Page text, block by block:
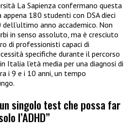
La Sapienza confermano questa
appena 180 studenti con DSA dieci
anno accademico. Non
in senso assoluto, ma è cresciuto
di professionisti capaci di
specifiche durante il percorso
Italia l’età media per una diagnosi di
i 9 e i 10 anni, un tempo
singolo test che possa far
l’ADHD”